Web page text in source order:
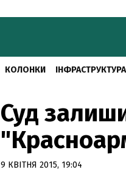
КОЛОНКИ ІНФРАСТРУКТУРА
Суд
9 КВІТНЯ 2015, 19:04